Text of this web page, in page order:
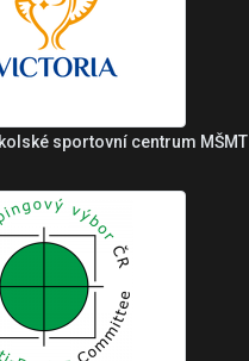
sportovní centrum MŠMT